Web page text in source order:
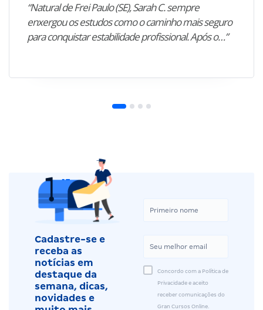
“Natural de Frei Paulo (SE), Sarah C. sempre
enxergou os estudos como o caminho mais seguro
para conquistar estabilidade profissional. Após o…”
Cadastre-se e
receba as
notícias em
destaque da
semana, dicas,
novidades e
Concordo com a Política de
Privacidade e aceito
receber comunicações do
Gran Cursos Online.